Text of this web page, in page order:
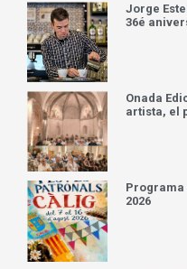
Jorge
36é
Onada
artista, el
Programa
2026